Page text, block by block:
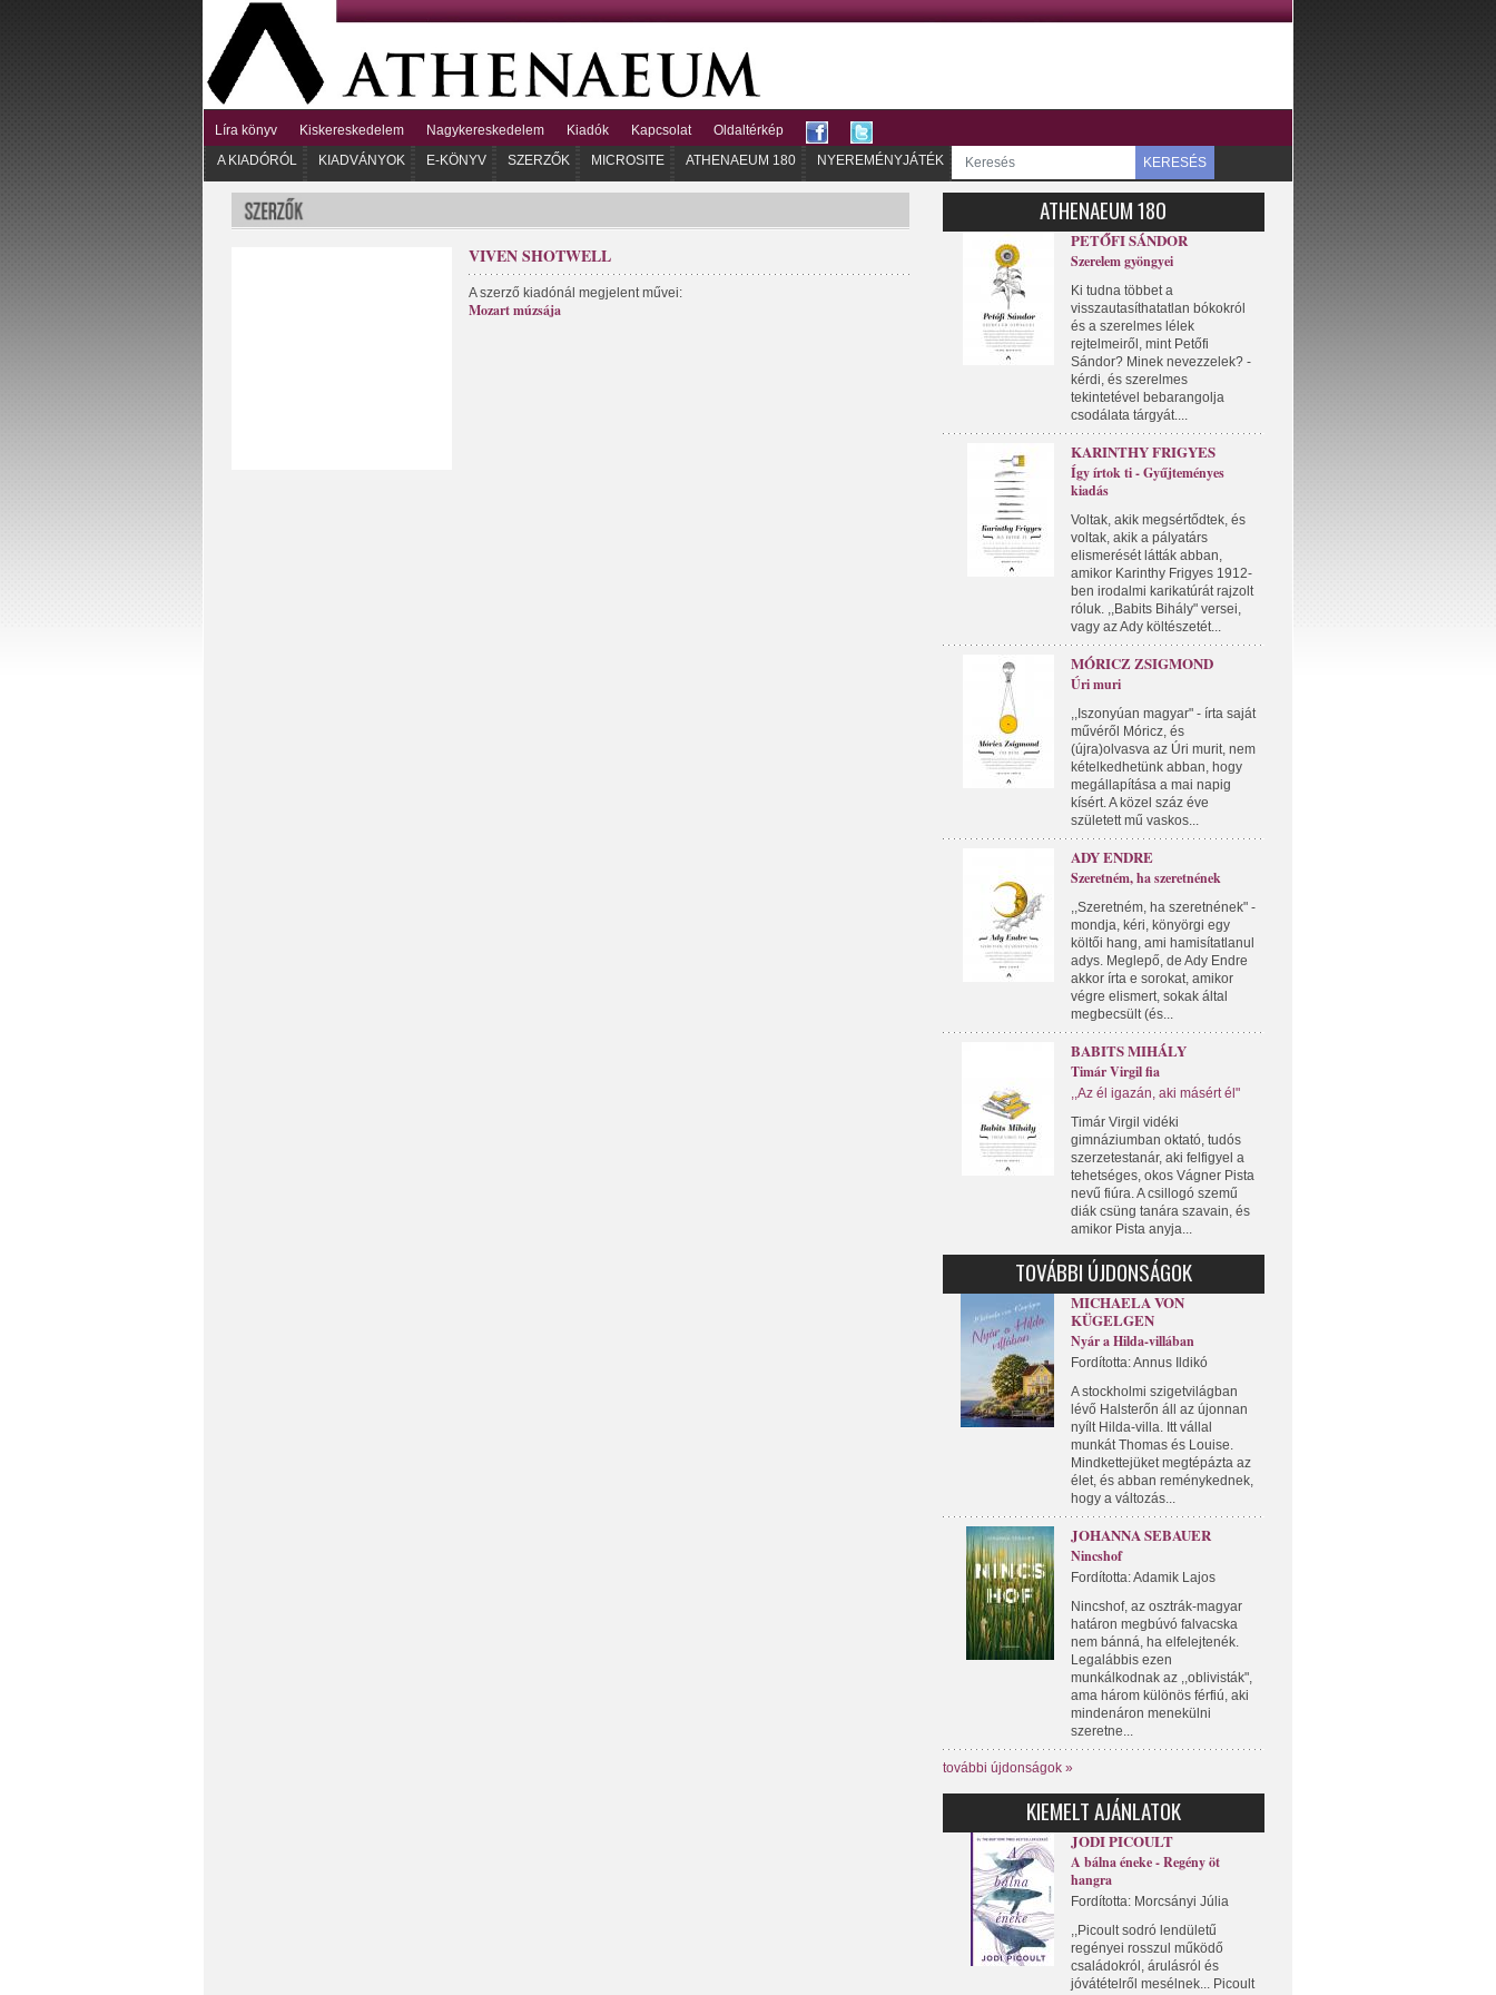
Líra könyv Kiskereskedelem Nagykereskedelem Kiadók Kapcsolat
Oldaltérkép
A KIADÓRÓL
KIADVÁNYOK E-KÖNYV SZERZŐK MICROSITE ATHENAEUM 180 NYEREMÉNYJÁTÉK KERESÉS
VIVEN SHOTWELL
A szerző kiadónál megjelent művei:
Mozart múzsája
ATHENAEUM 180
PETŐFI SÁNDOR
Szerelem gyöngyei
Ki tudna többet a
visszautasíthatatlan bókokról
és a szerelmes lélek
rejtelmeiről, mint Petőfi
Sándor? Minek nevezzelek? -
kérdi, és szerelmes
tekintetével bebarangolja
csodálata tárgyát....
KARINTHY FRIGYES
Így írtok ti - Gyűjteményes
kiadás
Voltak, akik megsértődtek, és
voltak, akik a pályatárs
elismerését látták abban,
amikor Karinthy Frigyes 1912-
ben irodalmi karikatúrát rajzolt
róluk. ,,Babits Bihály" versei,
vagy az Ady költészetét...
MÓRICZ ZSIGMOND
Úri muri
,,Iszonyúan magyar" - írta saját
művéről Móricz, és
(újra)olvasva az Úri murit, nem
kételkedhetünk abban, hogy
megállapítása a mai napig
kísért. A közel száz éve
született mű vaskos...
ADY ENDRE
Szeretném, ha szeretnének
,,Szeretném, ha szeretnének" -
mondja, kéri, könyörgi egy
költői hang, ami hamisítatlanul
adys. Meglepő, de Ady Endre
akkor írta e sorokat, amikor
végre elismert, sokak által
megbecsült (és...
BABITS MIHÁLY
Timár Virgil fia
,,Az él igazán, aki másért él"
Timár Virgil vidéki
gimnáziumban oktató, tudós
szerzetestanár, aki felfigyel a
tehetséges, okos Vágner Pista
nevű fiúra. A csillogó szemű
diák csüng tanára szavain, és
amikor Pista anyja...
TOVÁBBI ÚJDONSÁGOK
MICHAELA VON
KÜGELGEN
Nyár a Hilda-villában
Fordította: Annus Ildikó
A stockholmi szigetvilágban
lévő Halsterőn áll az újonnan
nyílt Hilda-villa. Itt vállal
munkát Thomas és Louise.
Mindkettejüket megtépázta az
élet, és abban reménykednek,
hogy a változás...
JOHANNA SEBAUER
Nincshof
Fordította: Adamik Lajos
Nincshof, az osztrák-magyar
határon megbúvó falvacska
nem bánná, ha elfelejtenék.
Legalábbis ezen
munkálkodnak az ,,oblivisták",
ama három különös férfiú, aki
mindenáron menekülni
szeretne...
további újdonságok »
KIEMELT AJÁNLATOK
JODI PICOULT
A bálna éneke - Regény öt
hangra
Fordította: Morcsányi Júlia
,,Picoult sodró lendületű
regényei rosszul működő
családokról, árulásról és
jóvátételről mesélnek... Picoult